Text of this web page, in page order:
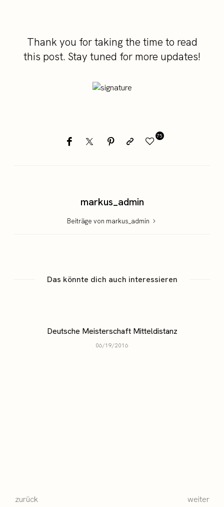
Thank you for taking the time to read
this post. Stay tuned for more updates!
75
markus_admin
Beiträge von markus_admin
Das könnte dich auch interessieren
Deutsche Meisterschaft Mitteldistanz
06/19/2016
zurück
weiter